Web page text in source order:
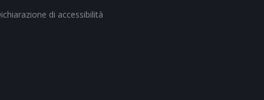
di accessibilità